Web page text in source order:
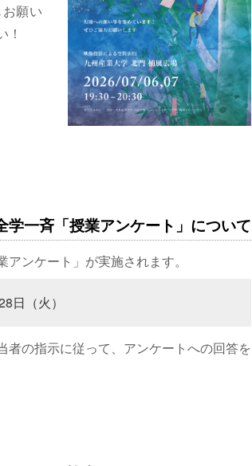
願い
！
学一斉「授業アンケート」について
ンケート」が実施されます。
日（火）
者の指示に従って、アンケートへの回答を